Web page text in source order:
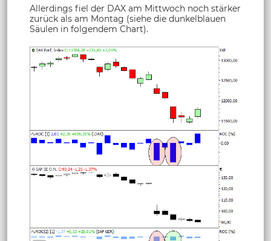
Allerdings fiel der DAX am Mittwoch noch stärker
zurück als am Montag (siehe die dunkelblauen
Säulen in folgendem Chart).